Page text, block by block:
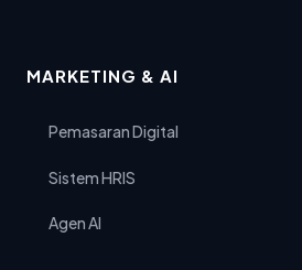
MARKETING & AI
Pemasaran Digital
Sistem HRIS
Agen AI